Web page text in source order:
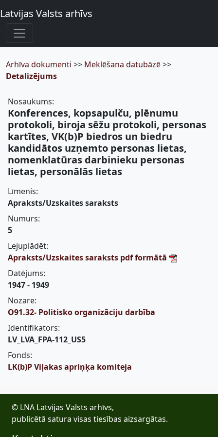
Latvijas Valsts arhīvs
Arhīva dokumenti >> Meklēšana datubāzē>>
Detalizējums
Nosaukums:
Konferences, kopsapulču, plēnumu
protokoli, biroja sēžu protokoli, personas
kartītes, VK(b)P biedros un biedru
kandidātos uzņemto personas lietas,
nomenklatūras darbinieku personas
lietas, personālās lietas
Līmenis:
Apraksts/Uzskaites saraksts
Numurs:
5
Lejuplādēt:
Apraksts/Uzskaites saraksts pdf formātā
Datējums:
1947 - 1949
Nozare:
O91.32- Politisko organizāciju darbība
Identifikators:
LV_LVA_FPA-112_US5
Fonds:
LK(b)P Viļakas apriņķa komiteja
© LNA Latvijas Valsts arhīvs,
publicētā satura visas tiesības aizsargātas.